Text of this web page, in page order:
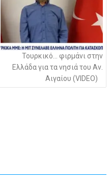
Τουρκικό… φιρμάνι στην
Ελλάδα για τα νησιά του Αν.
Αιγαίου (VIDEO)